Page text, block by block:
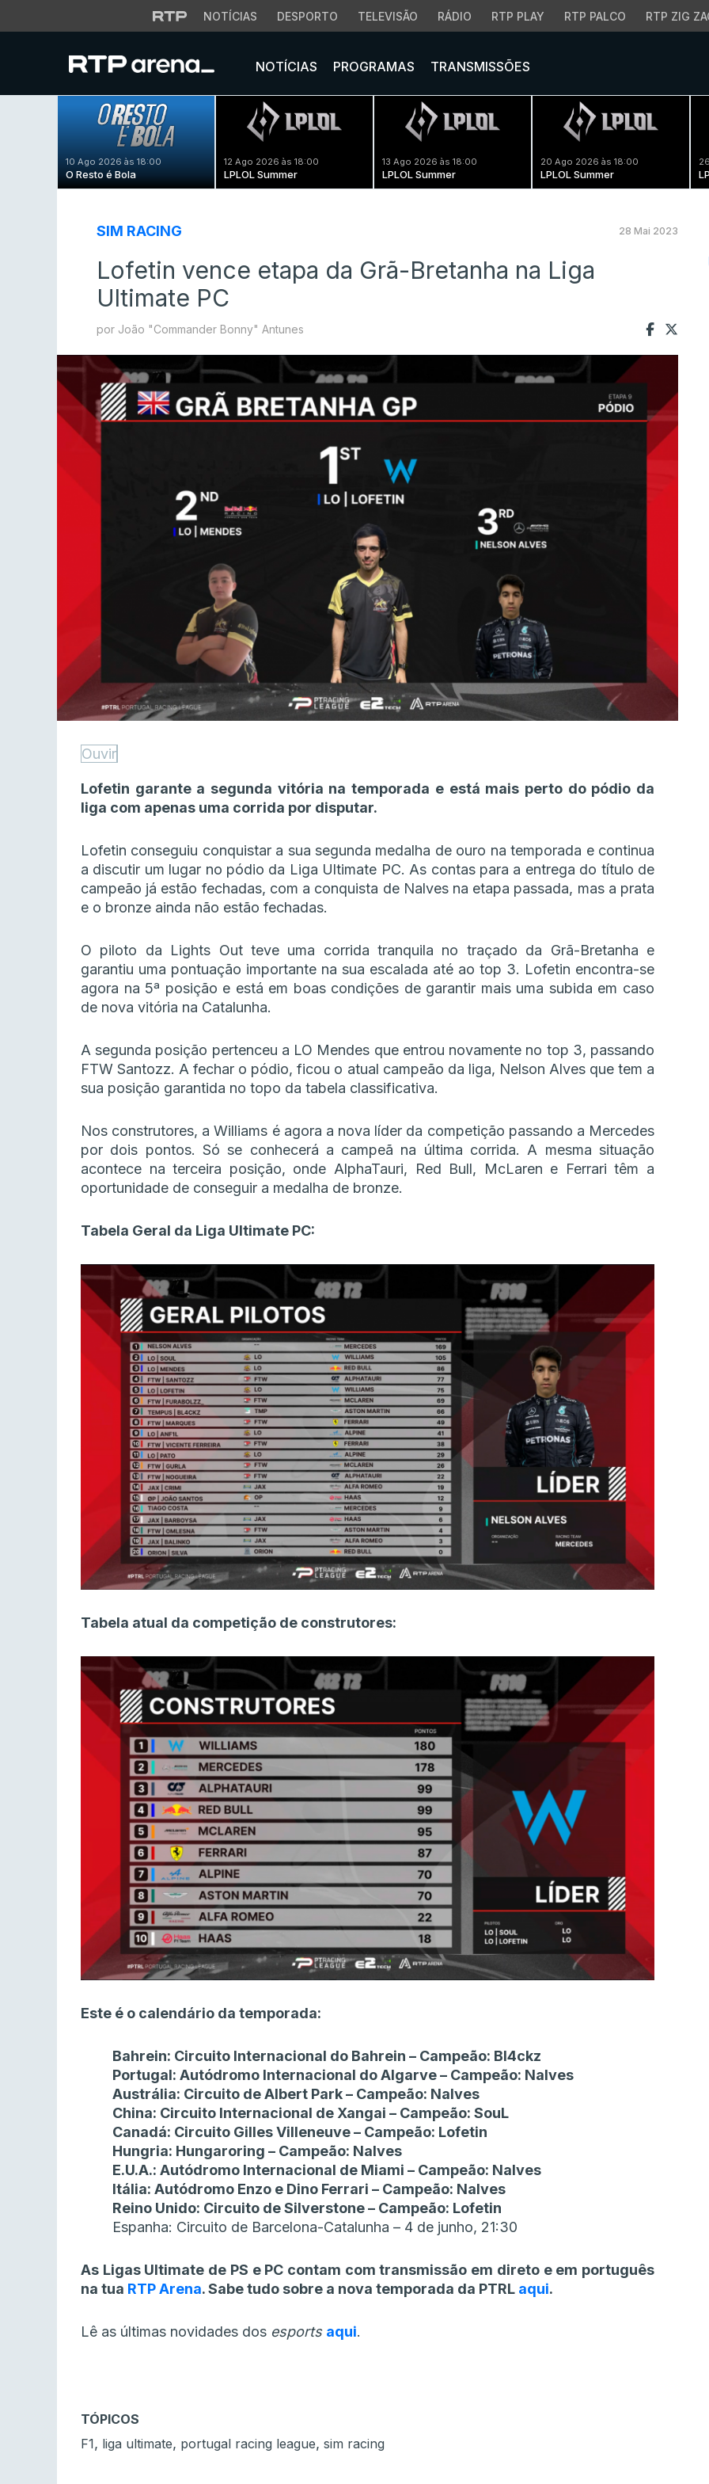
NOTÍCIAS DESPORTO TELEVISÃO RÁDIO RTP PLAY RTP PALCO RTP ZIG
NOTÍCIAS PROGRAMAS TRANSMISSÕES
10 Ago 2026 às 18:00
O Resto é Bola
12 Ago 2026 às 18:00
LPLOL Summer
13 Ago 2026 às 18:00
LPLOL Summer
20 Ago 2026 às 18:00
LPLOL Summer
SIM RACING 28 Mai 2023
Lofetin vence etapa da Grã-Bretanha na Liga
Ultimate PC
por João "Commander Bonny" Antunes
Ouvir
Lofetin garante a segunda vitória na temporada e está mais perto do pódio da
liga com apenas uma corrida por disputar.
Lofetin conseguiu conquistar a sua segunda medalha de ouro na temporada e continua
a discutir um lugar no pódio da Liga Ultimate PC. As contas para a entrega do título de
campeão já estão fechadas, com a conquista de Nalves na etapa passada, mas a prata
e o bronze ainda não estão fechadas.
O piloto da Lights Out teve uma corrida tranquila no traçado da Grã-Bretanha e
garantiu uma pontuação importante na sua escalada até ao top 3. Lofetin encontra-se
agora na 5ª posição e está em boas condições de garantir mais uma subida em caso
de nova vitória na Catalunha.
A segunda posição pertenceu a LO Mendes que entrou novamente no top 3, passando
FTW Santozz. A fechar o pódio, ficou o atual campeão da liga, Nelson Alves que tem a
sua posição garantida no topo da tabela classificativa.
Nos construtores, a Williams é agora a nova líder da competição passando a Mercedes
por dois pontos. Só se conhecerá a campeã na última corrida. A mesma situação
acontece na terceira posição, onde AlphaTauri, Red Bull, McLaren e Ferrari têm a
oportunidade de conseguir a medalha de bronze.
Tabela Geral da Liga Ultimate PC:
Tabela atual da competição de construtores:
Este é o calendário da temporada:
Bahrein: Circuito Internacional do Bahrein – Campeão: Bl4ckz
Portugal: Autódromo Internacional do Algarve – Campeão: Nalves
Austrália: Circuito de Albert Park – Campeão: Nalves
China: Circuito Internacional de Xangai – Campeão: SouL
Canadá: Circuito Gilles Villeneuve – Campeão: Lofetin
Hungria: Hungaroring – Campeão: Nalves
E.U.A.: Autódromo Internacional de Miami – Campeão: Nalves
Itália: Autódromo Enzo e Dino Ferrari – Campeão: Nalves
Reino Unido: Circuito de Silverstone – Campeão: Lofetin
Espanha: Circuito de Barcelona-Catalunha – 4 de junho, 21:30
As Ligas Ultimate de PS e PC contam com transmissão em direto e em português
na tua RTP Arena. Sabe tudo sobre a nova temporada da PTRL aqui.
Lê as últimas novidades dos esports aqui.
TÓPICOS
F1, liga ultimate, portugal racing league, sim racing